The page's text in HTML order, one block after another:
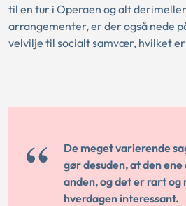
til en tur i Operaen og alt
arrangementer, er der også nede
velvilje til socialt samvær, hvilket
De meget varierende
gør desuden, at den
anden, og det er rart og
hverdagen interessant.